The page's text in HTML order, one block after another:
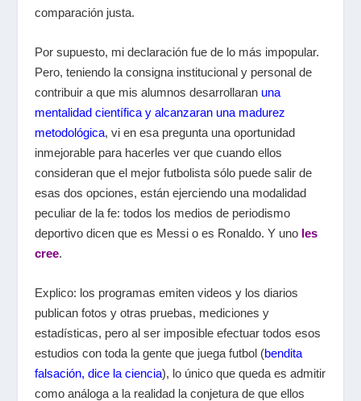
comparación justa.
Por supuesto, mi declaración fue de lo más impopular.
Pero, teniendo la consigna institucional y personal de
contribuir a que mis alumnos desarrollaran una
mentalidad científica y alcanzaran una madurez
metodológica, vi en esa pregunta una oportunidad
inmejorable para hacerles ver que cuando ellos
consideran que el mejor futbolista sólo puede salir de
esas dos opciones, están ejerciendo una modalidad
peculiar de la fe: todos los medios de periodismo
deportivo dicen que es Messi o es Ronaldo. Y uno les
cree.
Explico: los programas emiten videos y los diarios
publican fotos y otras pruebas, mediciones y
estadísticas, pero al ser imposible efectuar todos esos
estudios con toda la gente que juega futbol (bendita
falsación, dice la ciencia), lo único que queda es admitir
como análoga a la realidad la conjetura de que ellos